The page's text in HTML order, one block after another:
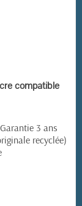
compatible
3 ans
recyclée)